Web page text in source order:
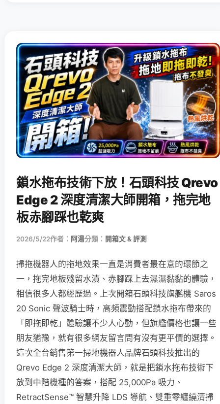
鎖水拖布技術下放！石頭科技 Qrevo
Edge 2 深度清潔大師開箱，拖完地
板赤腳踩也乾爽
2026/5/22作者： 阿湯分類： 開箱文 & 評測
掃拖機器人的拖地效果一直是消費者最在意的環節之
一，拖完地板殘留水漬、赤腳踩上去濕濕黏黏的體驗，
相信很多人都經歷過。上次開箱石頭科技旗艦機 Saros
20 Sonic 聲波騎士時，高頻震動搭配鎖水拖布帶來的
「即拖即乾」體驗讓不少人心動，但旗艦價格也讓一些
朋友猶豫，就有很多網友留言問有沒有更平價的選擇。
這次全台銷售第一掃地機器人品牌石頭科技推出的
Qrevo Edge 2 深度清潔大師，就是把鎖水拖布技術下
放到中階機種的答案，搭配 25,000Pa 吸力、
RetractSense™ 智慧升降 LDS 導航、雙重零纏繞清掃